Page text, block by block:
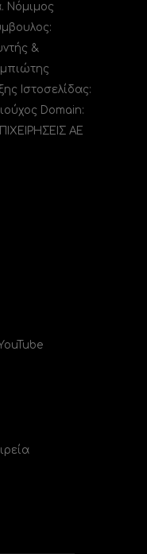
Νόμιμος
&
Ιστοσελίδας:
Domain:
ΑΕ